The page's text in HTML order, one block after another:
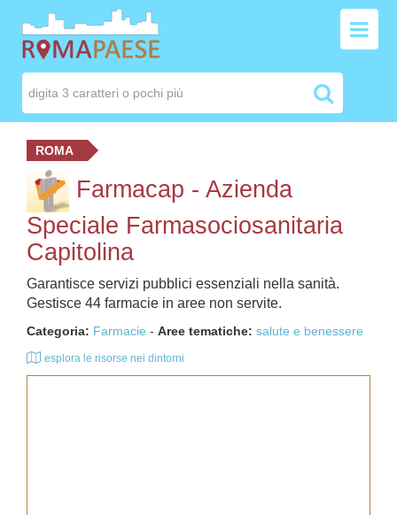
ROMA
Farmacap - Azienda
Speciale Farmasociosanitaria
Capitolina
Garantisce servizi pubblici essenziali nella sanità.
Gestisce 44 farmacie in aree non servite.
Categoria: Farmacie - Aree tematiche: salute e benessere
esplora le risorse nei dintorni